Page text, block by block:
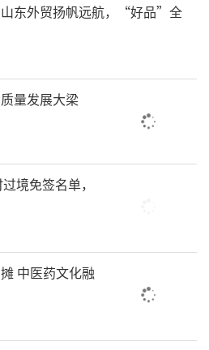
东外贸扬帆远航，“好品”全
量发展大梁
境免签名单，
中医药文化融